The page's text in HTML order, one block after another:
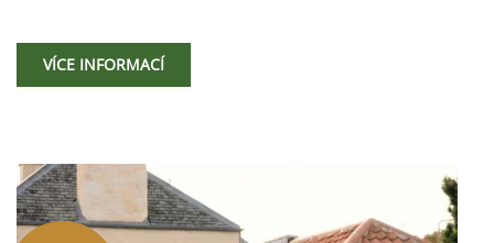
VÍCE INFORMACÍ